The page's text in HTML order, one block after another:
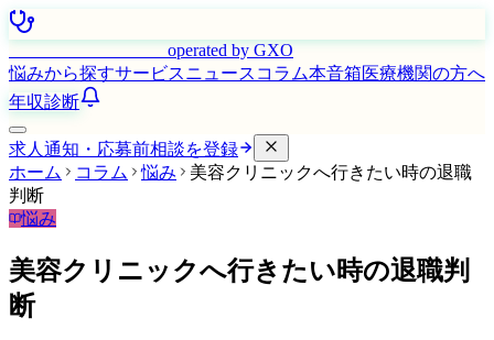
operated by GXO
悩みから探すサービスニュース コラム本音箱医療機関の方へ
年収診断
求人通知・応募前相談を登録
ホーム
コラム 悩み
美容クリニックへ行きたい時の退職
判断
悩み
美容クリニックへ行きたい時の退職判
断